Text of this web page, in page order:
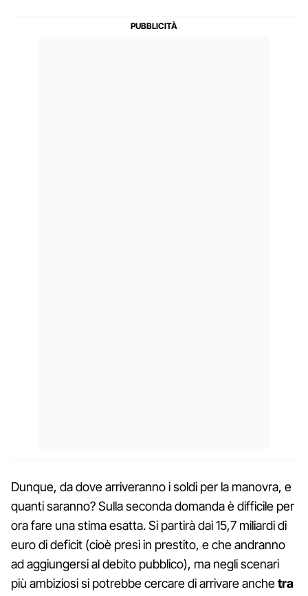
Dunque, da dove arriveranno i soldi per la manovra, e
quanti saranno? Sulla seconda domanda è difficile per
ora fare una stima esatta. Si partirà dai 15,7 miliardi di
euro di deficit (cioè presi in prestito, e che andranno
ad aggiungersi al debito pubblico), ma negli scenari
più ambiziosi si potrebbe cercare di arrivare anchetra